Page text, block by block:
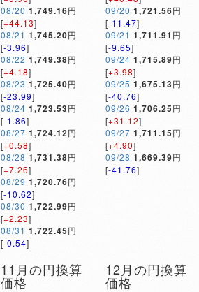
08/20 1,749.16円
[+44.13]
08/21 1,745.20円
[-3.96]
08/22 1,749.38円
[+4.18]
08/23 1,725.40円
[-23.99]
08/24 1,723.53円
[-1.86]
08/27 1,724.12円
[+0.58]
08/28 1,731.38円
[+7.26]
08/29 1,720.76円
[-10.62]
08/30 1,722.99円
[+2.23]
08/31 1,722.45円
[-0.54]
09/20 1,721.56円
[-11.47]
09/21 1,711.91 円
[-9.65]
09/24 1,715.89円
[+3.98]
09/25 1,675.13円
[-40.76]
09/26 1,706.25円
[+31.12]
09/27 1,711.15円
[+4.90]
09/28 1,669.39円
[-41.76]
11月の円換算
価格
12月の円換算
価格